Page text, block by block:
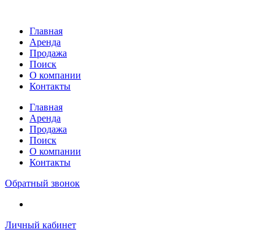
содержимому
Главная
Аренда
Продажа
Поиск
О компании
Контакты
Главная
Аренда
Продажа
Поиск
О компании
Контакты
Обратный звонок
Личный кабинет